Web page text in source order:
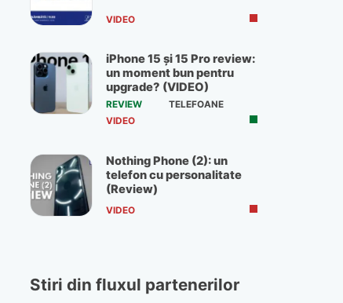
VIDEO
iPhone 15 și 15 Pro review:
un moment bun pentru
upgrade? (VIDEO)
REVIEW
TELEFOANE
VIDEO
Nothing Phone (2): un
telefon cu personalitate
(Review)
VIDEO
Stiri din fluxul partenerilor